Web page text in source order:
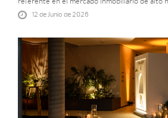
12 de Junio de 2026